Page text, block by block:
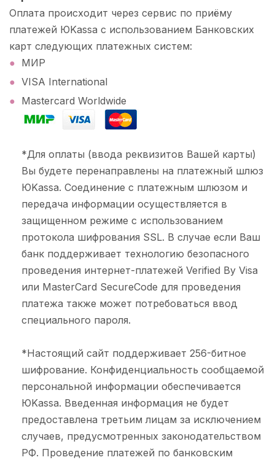
Оплата происходит через сервис по приёму
платежей ЮKassa с использованием Банковских
карт следующих платежных систем:
МИР
VISA International
Mastercard Worldwide
*Для оплаты (ввода реквизитов Вашей карты)
Вы будете перенаправлены на платежный шлюз
ЮKassa. Соединение с платежным шлюзом и
передача информации осуществляется в
защищенном режиме с использованием
протокола шифрования SSL. В случае если Ваш
банк поддерживает технологию безопасного
проведения интернет-платежей Verified By Visa
или MasterCard SecureCode для проведения
платежа также может потребоваться ввод
специального пароля.
*Настоящий сайт поддерживает 256-битное
шифрование. Конфиденциальность сообщаемой
персональной информации обеспечивается
ЮKassa. Введенная информация не будет
предоставлена третьим лицам за исключением
случаев, предусмотренных законодательством
РФ. Проведение платежей по банковским